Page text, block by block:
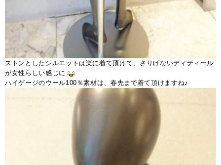
ストンとしたシルエットは楽に着て頂けて、さりげないディティール
が女性らしい感じに
ハイゲージのウール100％素材は、春先まで着て頂けますね♪